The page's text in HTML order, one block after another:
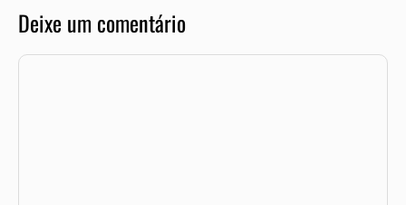
Deixe um comentário
Comentário